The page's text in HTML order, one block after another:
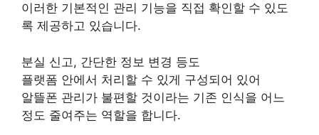
이러한 기본적인 관리 기능을 직접 확인할 수 있도
록 제공하고 있습니다.
분실 신고, 간단한 정보 변경 등도
플랫폼 안에서 처리할 수 있게 구성되어 있어
알뜰폰 관리가 불편할 것이라는 기존 인식을 어느
정도 줄여주는 역할을 합니다.